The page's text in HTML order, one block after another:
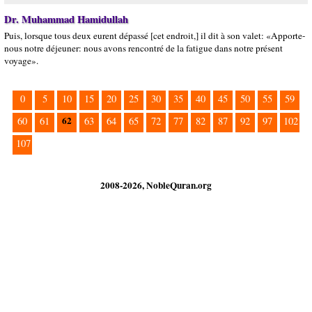
Dr. Muhammad Hamidullah
Puis, lorsque tous deux eurent dépassé [cet endroit,] il dit à son valet: «Apporte-
nous notre déjeuner: nous avons rencontré de la fatigue dans notre présent
voyage».
0 5 10 15 20 25 30 35 40 45 50 55
59
60
61 62 63 64 65 72 77 82 87 92 97
102
107
2008-2026, NobleQuran.org